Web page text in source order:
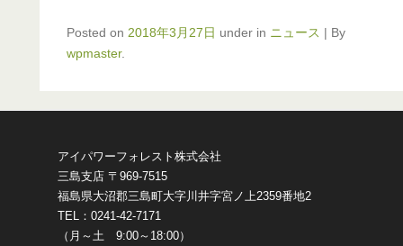
Posted on 2018年3月27日 under in ニュース | By
wpmaster.
アイパワーフォレスト株式会社
三島支店 〒969-7515
福島県大沼郡三島町大字川井字宮ノ上2359番地2
TEL：0241-42-7171
（月～土 9:00～18:00）